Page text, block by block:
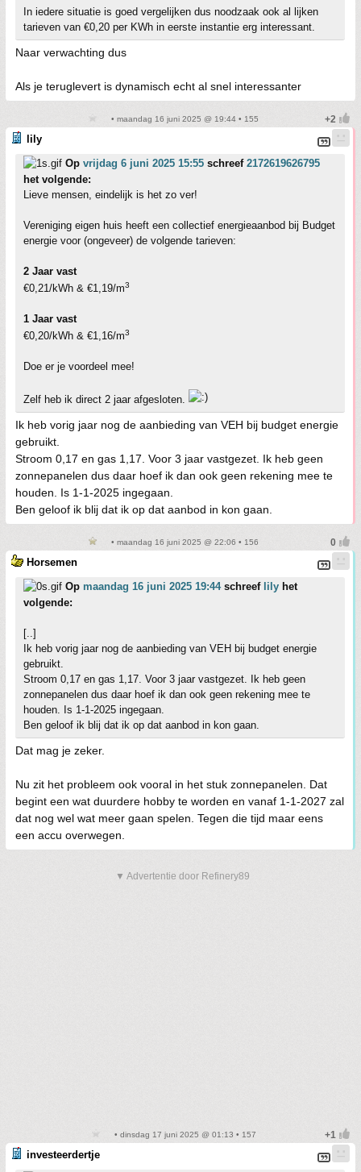
In iedere situatie is goed vergelijken dus noodzaak ook al lijken
tarieven van €0,20 per KWh in eerste instantie erg interessant.
Naar verwachting dus
Als je teruglevert is dynamisch echt al snel interessanter
• maandag 16 juni 2025 @ 19:44 • 155
lily
Op vrijdag 6 juni 2025 15:55 schreef 2172619626795
het volgende:
Lieve mensen, eindelijk is het zo ver!
Vereniging eigen huis heeft een collectief energieaanbod bij Budget
energie voor (ongeveer) de volgende tarieven:
2 Jaar vast
€0,21/kWh & €1,19/m3
1 Jaar vast
€0,20/kWh & €1,16/m3
Doe er je voordeel mee!
Zelf heb ik direct 2 jaar afgesloten.
Ik heb vorig jaar nog de aanbieding van VEH bij budget energie
gebruikt.
Stroom 0,17 en gas 1,17. Voor 3 jaar vastgezet. Ik heb geen
zonnepanelen dus daar hoef ik dan ook geen rekening mee te
houden. Is 1-1-2025 ingegaan.
Ben geloof ik blij dat ik op dat aanbod in kon gaan.
• maandag 16 juni 2025 @ 22:06 • 156
Horsemen
Op maandag 16 juni 2025 19:44schreef lily het
volgende:
[..]
Ik heb vorig jaar nog de aanbieding van VEH bij budget energie
gebruikt.
Stroom 0,17 en gas 1,17. Voor 3 jaar vastgezet. Ik heb geen
zonnepanelen dus daar hoef ik dan ook geen rekening mee te
houden. Is 1-1-2025 ingegaan.
Ben geloof ik blij dat ik op dat aanbod in kon gaan.
Dat mag je zeker.
Nu zit het probleem ook vooral in het stuk zonnepanelen. Dat
begint een wat duurdere hobby te worden en vanaf 1-1-2027 zal
dat nog wel wat meer gaan spelen. Tegen die tijd maar eens
een accu overwegen.
▼ Advertentie door Refinery89
• dinsdag 17 juni 2025 @ 01:13 • 157
investeerdertje